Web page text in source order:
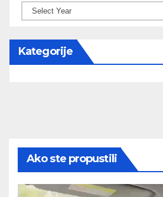
Kategorije
Ako ste propustili